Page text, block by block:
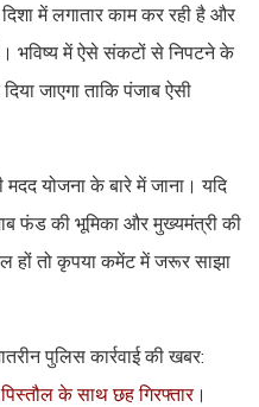
में लगातार काम कर रही है और
भविष्य में ऐसे संकटों से निपटने के
जाएगा ताकि पंजाब ऐसी
योजना के बारे में जाना। यदि
फंड की भूमिका और मुख्यमंत्री की
हों तो कृपया कमेंट में जरूर साझा
पुलिस कार्रवाई की खबर:
के साथ छह गिरफ्तार।